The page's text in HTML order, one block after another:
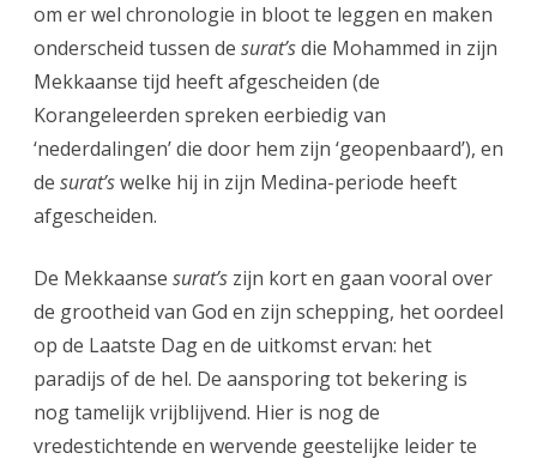
om er wel chronologie in bloot te leggen en maken
onderscheid tussen de surat’sdie Mohammed in zijn
Mekkaanse tijd heeft afgescheiden (de
Korangeleerden spreken eerbiedig van
‘nederdalingen’ die door hem zijn ‘geopenbaard’), en
de surat’swelke hij in zijn Medina-periode heeft
afgescheiden.
De Mekkaanse surat’s zijn kort en gaan vooral over
de grootheid van God en zijn schepping, het oordeel
op de Laatste Dag en de uitkomst ervan: het
paradijs of de hel. De aansporing tot bekering is
nog tamelijk vrijblijvend. Hier is nog de
vredestichtende en wervende geestelijke leider te